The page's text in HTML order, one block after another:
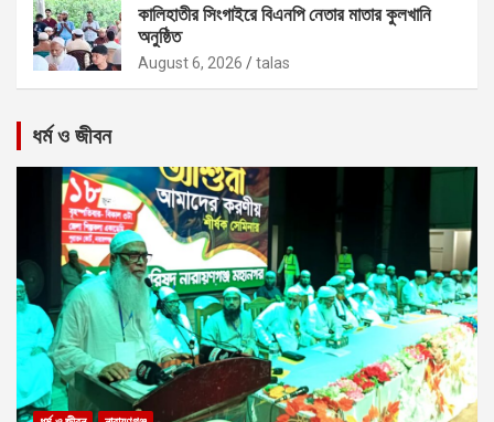
কালিহাতীর সিংগাইরে বিএনপি নেতার মাতার কুলখানি
অনুষ্ঠিত
August 6, 2026 talas
ধর্ম ও জীবন